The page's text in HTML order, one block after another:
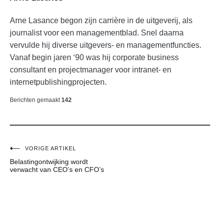
Arne Lasance begon zijn carrière in de uitgeverij, als
journalist voor een managementblad. Snel daarna
vervulde hij diverse uitgevers- en managementfuncties.
Vanaf begin jaren ‘90 was hij corporate business
consultant en projectmanager voor intranet- en
internetpublishingprojecten.
Berichten gemaakt 142
Bericht
navigatie
VORIGE ARTIKEL
Belastingontwijking wordt
verwacht van CEO’s en CFO’s